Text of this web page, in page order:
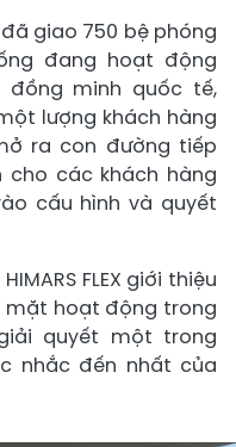
giao 750 bệ phóng
đang hoạt động
minh quốc tế,
lượng khách hàng
ra con đường tiếp
cho các khách hàng
cấu hình và quyết
FLEX giới thiệu
mặt hoạt động trong
quyết một trong
nhắc đến nhất của